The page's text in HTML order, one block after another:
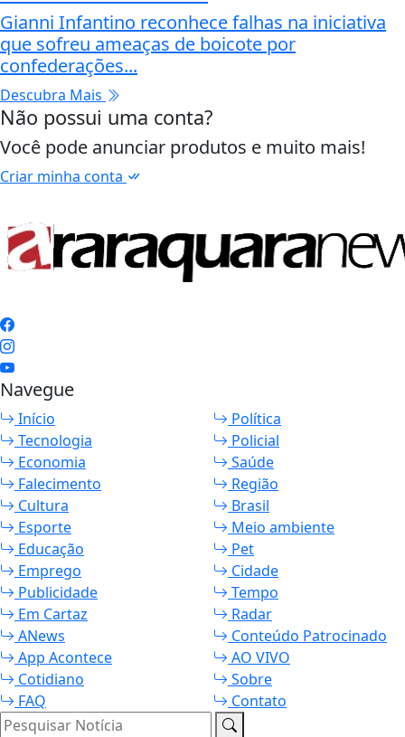
Gianni Infantino reconhece falhas na iniciativa
que sofreu ameaças de boicote por
confederações...
Descubra Mais
Não possui uma conta?
Você pode anunciar produtos e muito mais!
Criar minha conta
Navegue
Início
Política
Tecnologia
Policial
Economia
Saúde
Falecimento
Região
Cultura
Brasil
Esporte
Meio ambiente
Educação
Pet
Emprego
Cidade
Publicidade
Tempo
Em Cartaz
Radar
ANews
Conteúdo Patrocinado
App Acontece
AO VIVO
Cotidiano
Sobre
FAQ
Contato
Pesquisar Notícia